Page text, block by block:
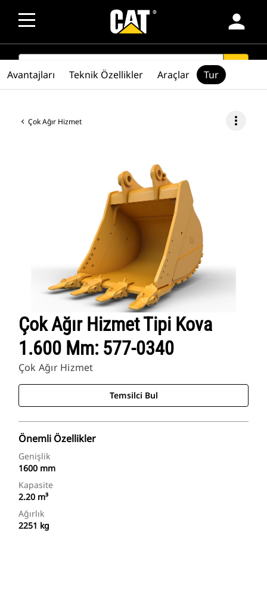
person
SEARCH
Çok Ağır Hizmet more_vert
Çok Ağır Hizmet Tipi Kova
1.600 Mm: 577-0340
Çok Ağır Hizmet
Temsilci Bul
Önemli Özellikler
Genişlik
1600 mm
Kapasite
2.20 m³
Ağırlık
2251 kg
Avantajları Teknik Özellikler Araçlar Tur